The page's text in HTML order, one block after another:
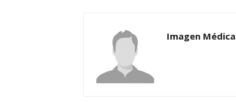
Imagen Médica